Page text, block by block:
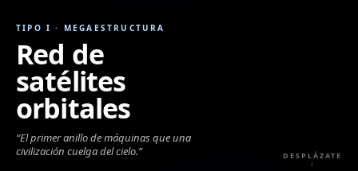
TIPO I · MEGAESTRUCTURA
Red de
satélites
orbitales
“El primer anillo de máquinas que una
civilización cuelga del cielo.”
DESPLÁZATE
↓